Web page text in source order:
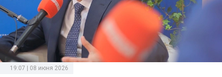
19:07 | 08 июня 2026